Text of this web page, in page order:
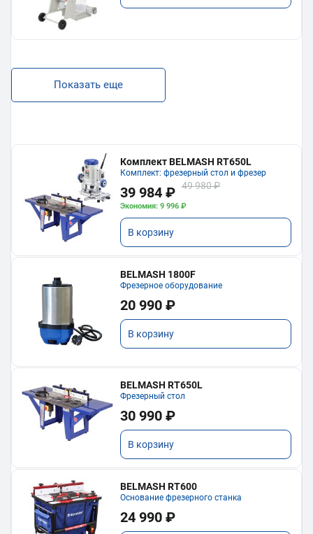
Показать еще
Комплект BELMASH RT650L
Комплект: фрезерный стол и фрезер
39 984 ₽ 49 980 ₽
Экономия: 9 996 ₽
В корзину
BELMASH 1800F
Фрезерное оборудование
20 990 ₽
В корзину
BELMASH RT650L
Фрезерный стол
30 990 ₽
В корзину
BELMASH RT600
Основание фрезерного станка
24 990 ₽